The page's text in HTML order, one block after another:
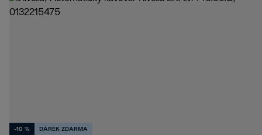
-10 % DÁREK ZDARMA